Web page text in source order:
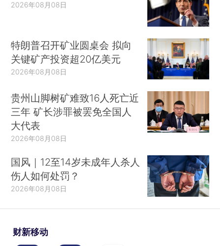
2026年08月08日
特朗普召开矿业圆桌会 拟向
关键矿产投资超20亿美元
2026年08月08日
贵州山脚树矿难致16人死亡近
三年 矿长涉罪被罢免全国人
大代表
2026年08月08日
国风｜12至14岁未成年人杀人
伤人如何处罚？
2026年08月08日
财新移动